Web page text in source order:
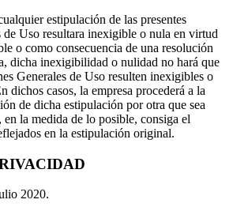
estipulación de las presentes
de Uso resultara inexigible o nula en virtud
o como consecuencia de una resolución
dicha inexigibilidad o nulidad no hará que
Generales de Uso resulten inexigibles o
dichos casos, la empresa procederá a la
de dicha estipulación por otra que sea
la medida de lo posible, consiga el
en la estipulación original.
2020.